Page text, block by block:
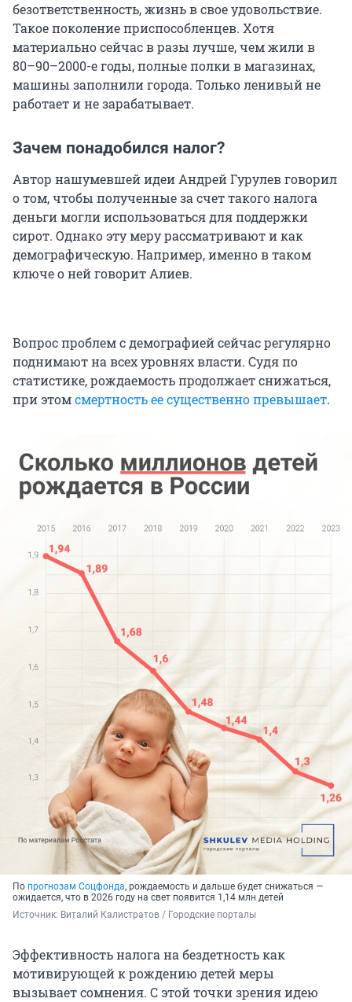
безответственность, жизнь в свое удовольствие.
Такое поколение приспособленцев. Хотя
материально сейчас в разы лучше, чем жили в
80–90–2000-е годы, полные полки в магазинах,
машины заполнили города. Только ленивый не
работает и не зарабатывает.
Зачем понадобился налог?
Автор нашумевшей идеи Андрей Гурулев говорил
о том, чтобы полученные за счет такого налога
деньги могли использоваться для поддержки
сирот. Однако эту меру рассматривают и как
демографическую. Например, именно в таком
ключе о ней говорит Алиев.
Вопрос проблем с демографией сейчас регулярно
поднимают на всех уровнях власти. Судя по
статистике, рождаемость продолжает снижаться,
при этомсмертность ее существенно превышает.
По прогнозам Соцфонда, рождаемость и дальше будет снижаться —
ожидается, что в 2026 году на свет появится 1,14 млн детей
Источник: Виталий Калистратов / Городские порталы
Эффективность налога на бездетность как
мотивирующей к рождению детей меры
вызывает сомнения. С этой точки зрения идею